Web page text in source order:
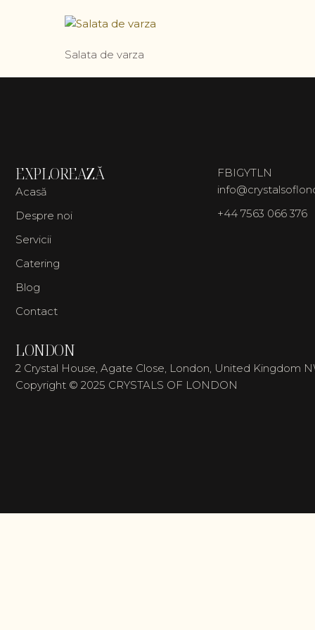
Salata de varza
EXPLOREAZĂ
Acasă
Despre noi
Servicii
Catering
Blog
Contact
FBIGYTLN
+44 7563 066 376
LONDON
2 Crystal House, Agate Close, London, United Kingdom
Copyright © 2025 CRYSTALS OF LONDON